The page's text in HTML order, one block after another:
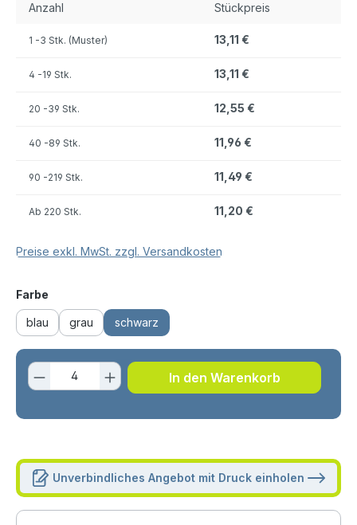
Anzahl Stückpreis
1 -3 Stk. (Muster) 13,11 €
4 -19 Stk. 13,11 €
20 -39 Stk. 12,55 €
40 -89 Stk. 11,96 €
90 -219 Stk. 11,49 €
Ab 220 Stk. 11,20 €
Preise exkl. MwSt. zzgl. Versandkosten
Farbe
blau grau schwarz
Produkt Anzahl: Gib den
In den Warenkorb
Unverbindliches Angebot mit Druck einholen